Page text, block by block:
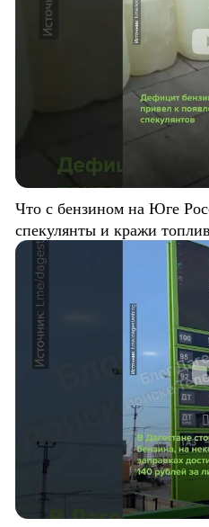
Что с бензином на Юге
спекулянты и кражи